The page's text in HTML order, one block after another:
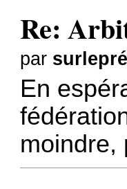
Re:
par surlepré
En
moindre,